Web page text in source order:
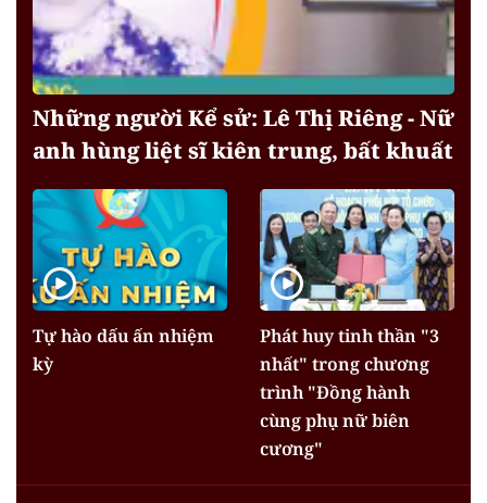
Những người Kể sử: Lê Thị Riêng - Nữ
anh hùng liệt sĩ kiên trung, bất khuất
Tự hào dấu ấn nhiệm
kỳ
Phát huy tinh thần "3
nhất" trong chương
trình "Đồng hành
cùng phụ nữ biên
cương"